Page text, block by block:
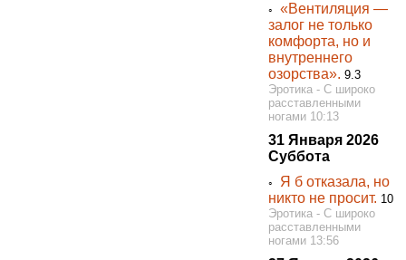
◦«Вентиляция —
залог не только
комфорта, но и
внутреннего
озорства». 9.3
Эротика - С широко
расставленными
ногами 10:13
31 Января 2026
Суббота
◦ Я б отказала, но
никто не просит. 10
Эротика - С широко
расставленными
ногами 13:56